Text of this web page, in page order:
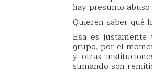
hay presunto
Quieren saber qué
Esa es
grupo, por el
y otras
sumando son